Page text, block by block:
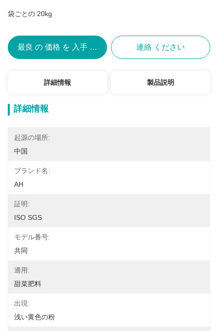
袋ごとの 20kg
最良 の 価格 を 入手 する 連絡 ください
詳細情報 製品説明
詳細情報
起源の場所:
中国
ブランド名:
AH
証明:
ISO SGS
モデル番号:
共同
適用:
甜菜肥料
出現:
浅い黄色の粉